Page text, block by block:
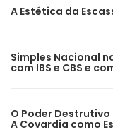
A Estética da
Simples Nacional
com IBS e CBS e
O Poder
A Covardia como